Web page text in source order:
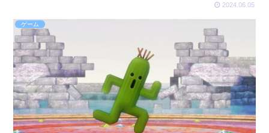
2024.06.05
ゲーム